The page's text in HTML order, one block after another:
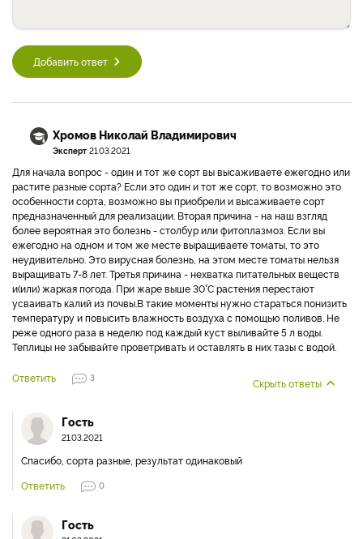
Добавить ответ
Хромов Николай Владимирович
Эксперт 21.03.2021
Для начала вопрос - один и тот же сорт вы высаживаете ежегодно или
растите разные сорта? Если это один и тот же сорт, то возможно это
особенности сорта, возможно вы приобрели и высаживаете сорт
предназначенный для реализации. Вторая причина - на наш взгляд
более вероятная это болезнь - столбур или фитоплазмоз. Если вы
ежегодно на одном и том же месте выращиваете томаты, то это
неудивительно. Это вирусная болезнь, на этом месте томаты нельзя
выращивать 7-8 лет. Третья причина - нехватка питательных веществ
и(или) жаркая погода. При жаре выше 30°С растения перестают
усваивать калий из почвы.В такие моменты нужно стараться понизить
температуру и повысить влажность воздуха с помощью поливов. Не
реже одного раза в неделю под каждый куст выливайте 5 л воды.
Теплицы не забывайте проветривать и оставлять в них тазы с водой.
Ответить 3 Скрыть ответы
Гость
21.03.2021
Спасибо, сорта разные, результат одинаковый
Ответить
0
Гость